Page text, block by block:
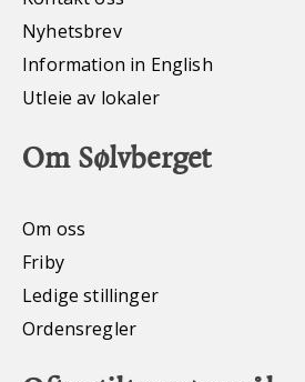
Nyhetsbrev
Information in English
Utleie av lokaler
Om Sølvberget
Om oss
Friby
Ledige stillinger
Ordensregler